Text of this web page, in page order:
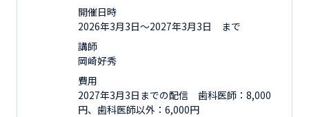
開催日時
2026年3月3日〜2027年3月3日 まで
講師
岡崎好秀
費用
2027年3月3日までの配信 歯科医師：8,000
円、歯科医師以外：6,000円